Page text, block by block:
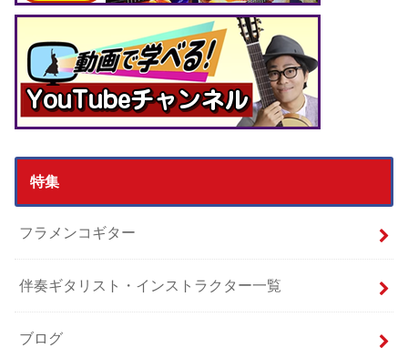
特集
フラメンコギター
伴奏ギタリスト・インストラクター一覧
ブログ